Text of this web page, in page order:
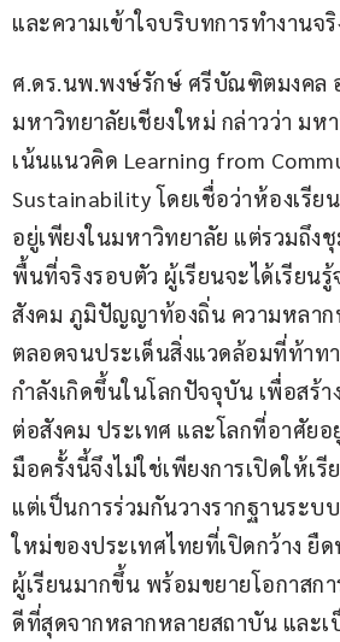
และความเข้าใจบริบทการทำงานจริ
ศ.ดร.นพ.พงษ์รักษ์ ศรีบัณฑิตมงคล
มหาวิทยาลัยเชียงใหม่ กล่าวว่า มห
เน้นแนวคิด Learning from
Sustainability โดยเชื่อว่าห้องเรีย
อยู่เพียงในมหาวิทยาลัย แต่รวมถึง
พื้นที่จริงรอบตัว ผู้เรียนจะได้เรียนรู้
สังคม ภูมิปัญญาท้องถิ่น ความหลาก
ตลอดจนประเด็นสิ่งแวดล้อมที่ท้าท
กำลังเกิดขึ้นในโลกปัจจุบัน เพื่อสร้า
ต่อสังคม ประเทศ และโลกที่อาศัยอ
มือครั้งนี้จึงไม่ใช่เพียงการเปิดให้เ
แต่เป็นการร่วมกันวางรากฐานระ
ใหม่ของประเทศไทยที่เปิดกว้าง ยื
ผู้เรียนมากขึ้น พร้อมขยายโอกาสกา
ดีที่สุดจากหลากหลายสถาบัน และ